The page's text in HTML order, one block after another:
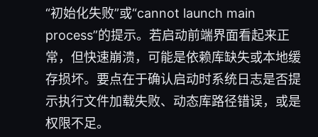
“初始化失败”或“cannot launch main
process”的提示。若启动前端界面看起来正
常，但快速崩溃，可能是依赖库缺失或本地缓
存损坏。要点在于确认启动时系统日志是否提
示执行文件加载失败、动态库路径错误，或是
权限不足。